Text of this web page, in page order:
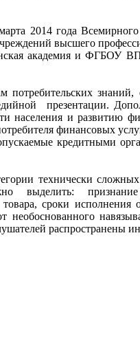
2014 года
высшего
академия и ФГБОУ
презентации.
населения и развитию
финансовых
кредитными
технически
выделить: признание
сроки исполнения
распространены